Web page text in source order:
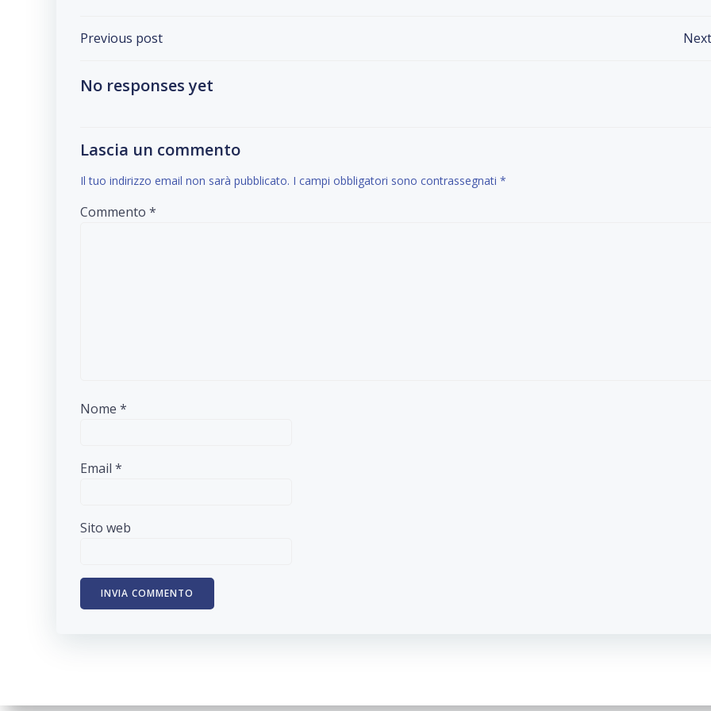
Post
navigation
Previous post
No responses yet
Lascia un commento
Il tuo indirizzo email non sarà pubblicato. I campi obbligatori sono contrassegnati *
Commento *
Nome *
Email *
Sito web